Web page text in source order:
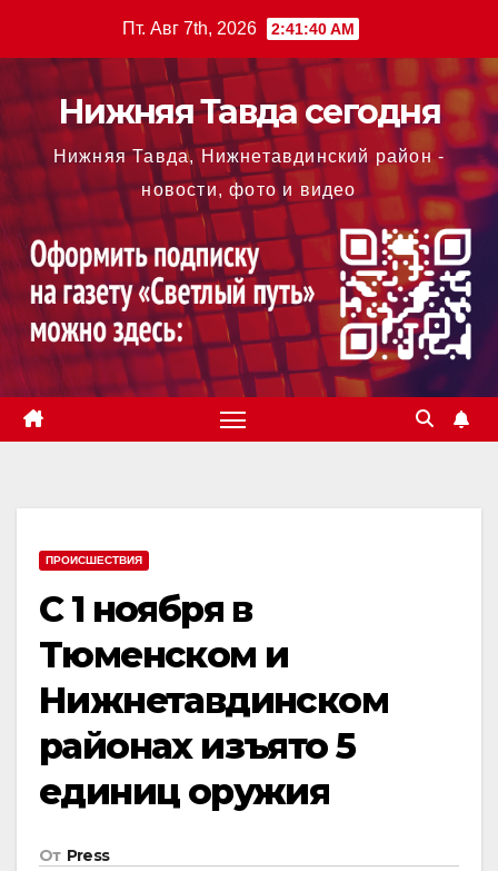
содержимому
Пт. Авг 7th, 2026 2:41:41 AM
Нижняя Тавда сегодня
Нижняя Тавда, Нижнетавдинский район -
новости, фото и видео
ПРОИСШЕСТВИЯ
С 1 ноября в
Тюменском и
Нижнетавдинском
районах изъято 5
единиц оружия
От Press